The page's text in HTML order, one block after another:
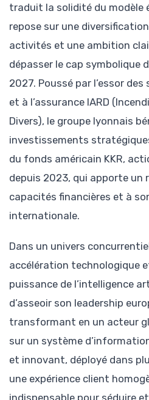
traduit la solidité du modèle
repose sur une
activités et une ambition
dépasser le cap symbolique
2027. Poussé par l’essor
et à l’assurance IARD
Divers), le groupe lyonnais
investissements
du fonds américain KKR,
depuis 2023, qui apporte
capacités financières et à
internationale.
Dans un univers
accélération technologique
puissance de l’intelligence
d’asseoir son leadership
transformant en un acteur
sur un système
et innovant, déployé dans
une expérience client
indispensable pour séduire